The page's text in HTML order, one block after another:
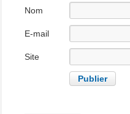
Nom
E-mail
Site